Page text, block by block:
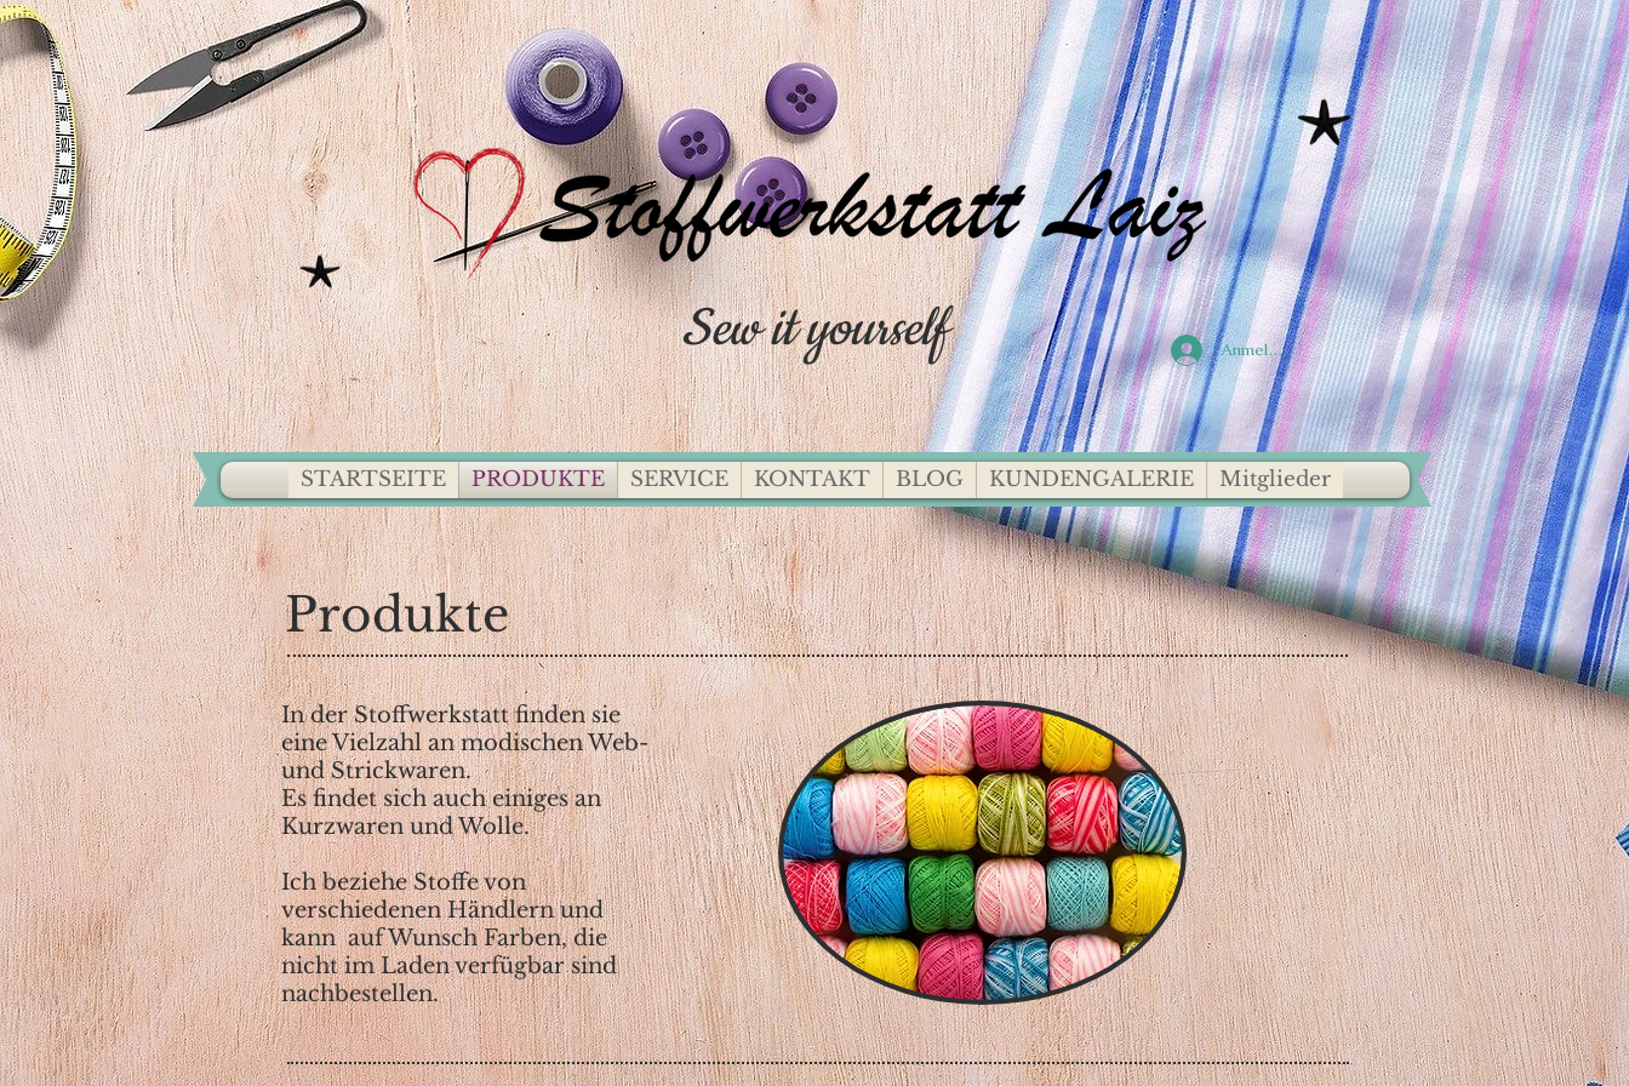
Sew it yourself Anmelden
STARTSEITE PRODUKTE SERVICE KONTAKT BLOG KUNDENGALERIE Mitglieder
Produkte
In der Stoffwerkstatt finden sie
eine Vielzahl an modischen Web-
und Strickwaren.
Es findet sich auch einiges an
Kurzwaren und Wolle.
Ich beziehe Stoffe von
verschiedenen Händlern und
kann auf Wunsch Farben, die
nicht im Laden verfügbar sind
nachbestellen.